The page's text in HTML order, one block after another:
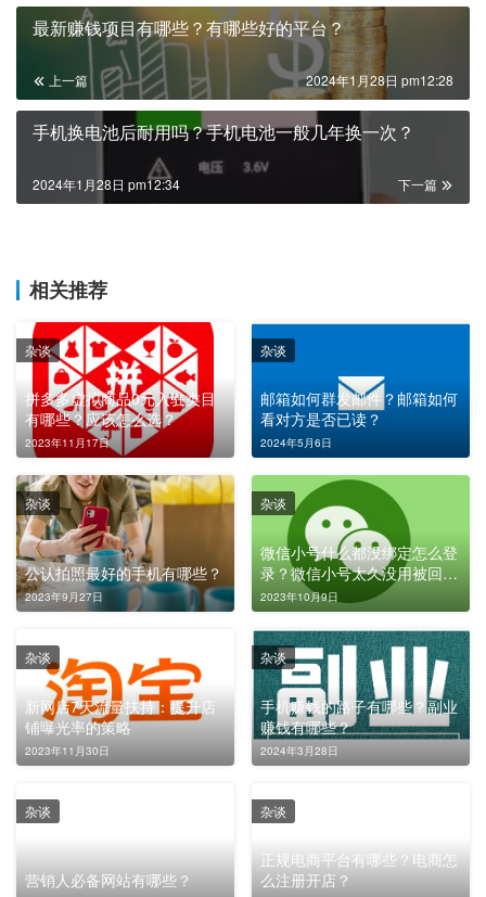
最新赚钱项目有哪些？有哪些好的平台？
上一篇 2024年1月28日 pm12:28
手机换电池后耐用吗？手机电池一般几年换一次？
下一篇
2024年1月28日 pm12:34
相关推荐
拼多多虚拟商品0元入驻类目
有哪些？应该怎么选？
2023年11月17日
杂谈
邮箱如何群发邮件？邮箱如何
看对方是否已读？
2024年5月6日
杂谈
公认拍照最好的手机有哪些？
2023年9月27日
杂谈
微信小号什么都没绑定怎么登
录？微信小号太久没用被回收
了怎么办？
2023年10月9日
杂谈
新网店7天流量扶持：提升店
铺曝光率的策略
2023年11月30日
杂谈
手机赚钱的路子有哪些？副业
赚钱有哪些？
2024年3月28日
杂谈
营销人必备网站有哪些？
杂谈
正规电商平台有哪些？电商怎
么注册开店？
杂谈